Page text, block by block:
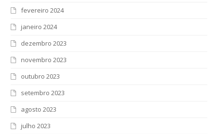
fevereiro 2024
janeiro 2024
dezembro 2023
novembro 2023
outubro 2023
setembro 2023
agosto 2023
julho 2023